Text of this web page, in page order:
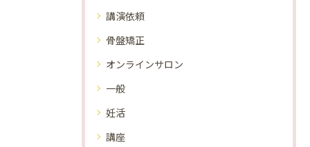
講演依頼
骨盤矯正
オンラインサロン
一般
妊活
講座